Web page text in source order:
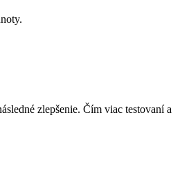
zlepšenie. Čím viac testovaní a